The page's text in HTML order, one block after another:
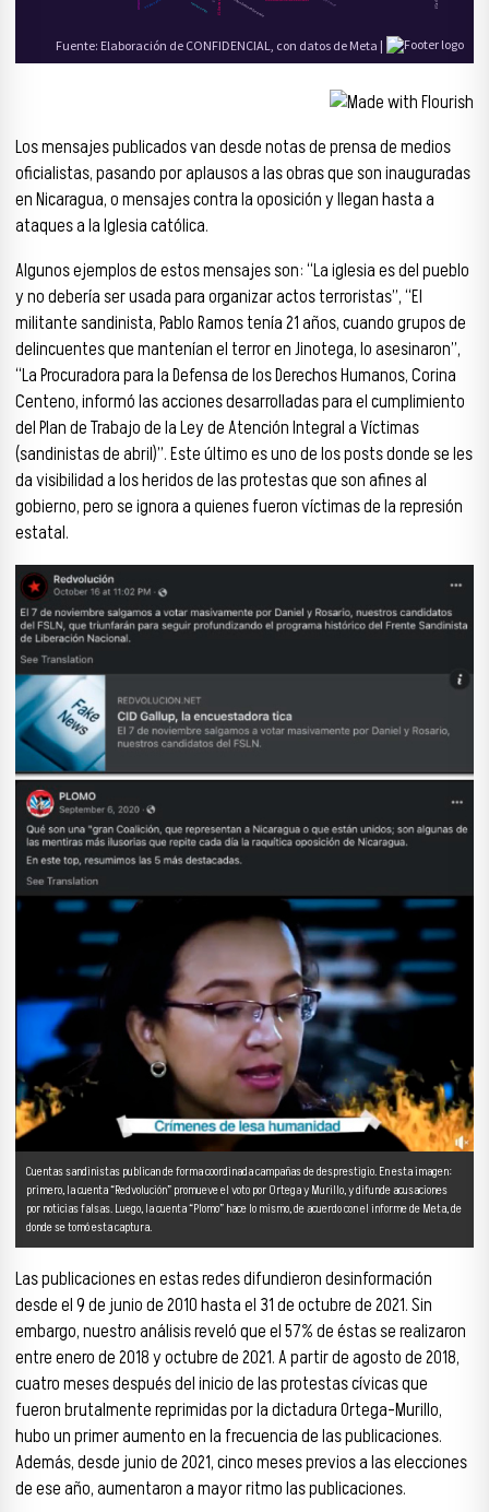
Los mensajes publicados van desde notas de prensa de medios
oficialistas, pasando por aplausos a las obras que son inauguradas
en Nicaragua, o mensajes contra la oposición y llegan hasta a
ataques a la Iglesia católica.
Algunos ejemplos de estos mensajes son: “La iglesia es del pueblo
y no debería ser usada para organizar actos terroristas”, “El
militante sandinista, Pablo Ramos tenía 21 años, cuando grupos de
delincuentes que mantenían el terror en Jinotega, lo asesinaron”,
“La Procuradora para la Defensa de los Derechos Humanos, Corina
Centeno, informó las acciones desarrolladas para el cumplimiento
del Plan de Trabajo de la Ley de Atención Integral a Víctimas
(sandinistas de abril)”. Este último es uno de los posts donde se les
da visibilidad a los heridos de las protestas que son afines al
gobierno, pero se ignora a quienes fueron víctimas de la represión
estatal.
Cuentas sandinistas publican de forma coordinada campañas de desprestigio. En esta imagen:
primero, la cuenta “Redvolución” promueve el voto por Ortega y Murillo, y difunde acusaciones
por noticias falsas. Luego, la cuenta “Plomo” hace lo mismo, de acuerdo con el informe de Meta, de
donde se tomó esta captura.
Las publicaciones en estas redes difundieron desinformación
desde el 9 de junio de 2010 hasta el 31 de octubre de 2021. Sin
embargo, nuestro análisis reveló que el 57% de éstas se realizaron
entre enero de 2018 y octubre de 2021. A partir de agosto de 2018,
cuatro meses después del inicio de las protestas cívicas que
fueron brutalmente reprimidas por la dictadura Ortega-Murillo,
hubo un primer aumento en la frecuencia de las publicaciones.
Además, desde junio de 2021, cinco meses previos a las elecciones
de ese año, aumentaron a mayor ritmo las publicaciones.